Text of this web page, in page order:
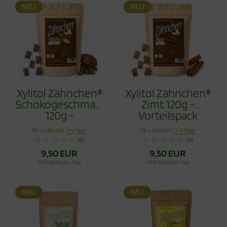
NEU
Xylitol Zähnchen®
Schokogeschmack
120g -
Vorteilspack
Lieferzeit:1-4 Tage
(0)
9,50 EUR
79,18 EUR pro 1 kg
NEU
Xylitol Zähnchen®
Zimt 120g -
Vorteilspack
Lieferzeit:1-4 Tage
(0)
9,50 EUR
79,18 EUR pro 1 kg
NEU NEU